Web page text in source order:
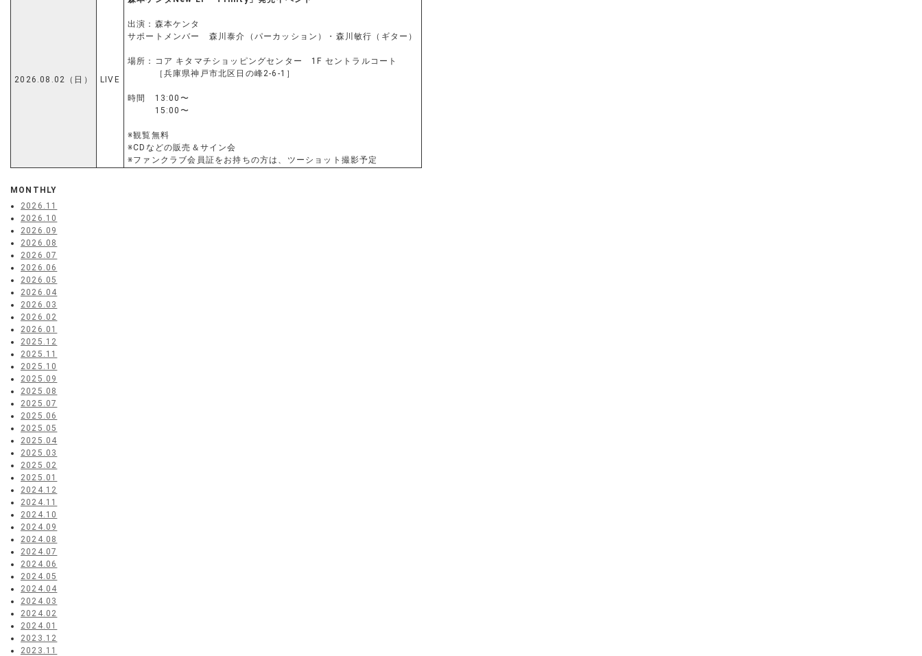
2026.08.02（日） LIVE
出演：森本ケンタ
サポートメンバー 森川泰介（パーカッション）・森川敏行（ギター）
場所：コア キタマチショッピングセンター 1F セントラルコート
［兵庫県神戸市北区日の峰2-6-1］
時間 13:00〜
15:00〜
※観覧無料
※CDなどの販売＆サイン会
※ファンクラブ会員証をお持ちの方は、ツーショット撮影予定
MONTHLY
2026.11
2026.10
2026.09
2026.08
2026.07
2026.06
2026.05
2026.04
2026.03
2026.02
2026.01
2025.12
2025.11
2025.10
2025.09
2025.08
2025.07
2025.06
2025.05
2025.04
2025.03
2025.02
2025.01
2024.12
2024.11
2024.10
2024.09
2024.08
2024.07
2024.06
2024.05
2024.04
2024.03
2024.02
2024.01
2023.12
2023.11